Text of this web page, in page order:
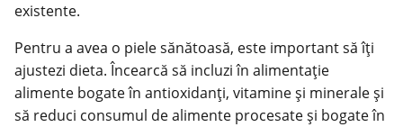
existente.
Pentru a avea o piele sănătoasă, este important să îți
ajustezi dieta. Încearcă să incluzi în alimentație
alimente bogate în antioxidanți, vitamine și minerale și
să reduci consumul de alimente procesate și bogate în